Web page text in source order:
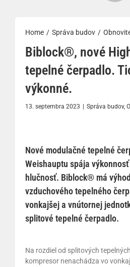
Home Správa budov
Biblock®, nové
tepelné čerpadlo.
výkonné.
13. septembra 2023 Správa budov,
Nové modulačné tepelné
Weishauptu spája
hlučnosť. Biblock® má
vzduchového tepelného
vonkajšej a vnútornej
splitové tepelné čerpadlo.
Na rozdiel od splitových
kompresor nenachádza vo